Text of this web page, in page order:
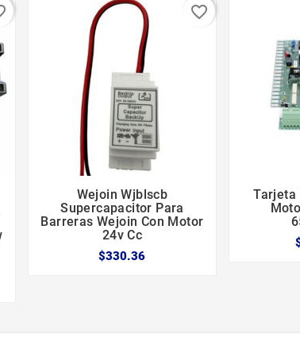
  
Wejoin Wjblscb
Supercapacitor Para
Barreras Wejoin Con Motor
24v Cc
$330.36
favorite_border

Tarjeta